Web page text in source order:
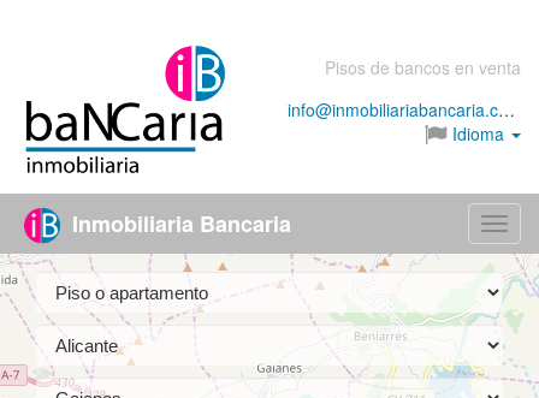
Pisos de bancos en venta
info@inmobiliariabancaria.com
Idioma
Menú
Inmobiliaria Bancaria